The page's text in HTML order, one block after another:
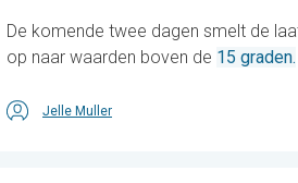
De komende twee dagen smelt de
op naar waarden boven de 15 graden.
Jelle Muller